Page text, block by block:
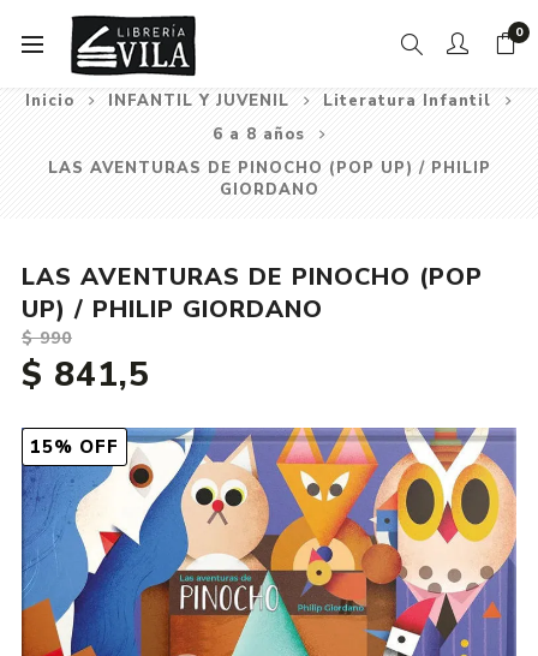
0
Inicio INFANTIL Y JUVENIL
Literatura Infantil
6 a 8 años
LAS AVENTURAS DE PINOCHO (POP UP) / PHILIP
GIORDANO
15% OFF
LAS AVENTURAS DE PINOCHO (POP
UP) / PHILIP GIORDANO
$ 990
$ 841,5